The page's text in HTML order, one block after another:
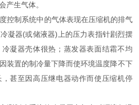
产生气体。
制系统中的气体表现在压缩机的排气
凝器(或储液器)上的压力表指针剧烈摆
凝器壳体很热；蒸发器表面结霜不均
装置的制冷量下降而使环境温度降不下
甚至因高压继电器动作而使压缩机停